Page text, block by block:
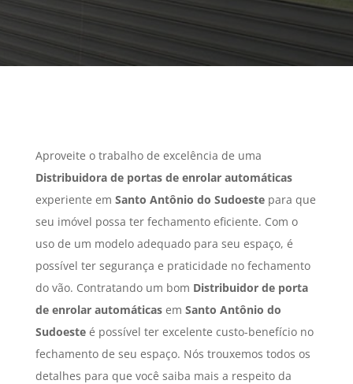
Aproveite o trabalho de excelência de uma
Distribuidora de portas de enrolar automáticas
experiente em Santo Antônio do Sudoestepara que
seu imóvel possa ter fechamento eficiente. Com o
uso de um modelo adequado para seu espaço, é
possível ter segurança e praticidade no fechamento
do vão. Contratando um bom Distribuidor de porta
de enrolar automáticasem Santo Antônio do
Sudoesteé possível ter excelente custo-benefício no
fechamento de seu espaço. Nós trouxemos todos os
detalhes para que você saiba mais a respeito da